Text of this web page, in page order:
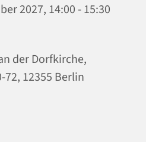
2027, 14:00 - 15:30
der Dorfkirche,
72, 12355 Berlin